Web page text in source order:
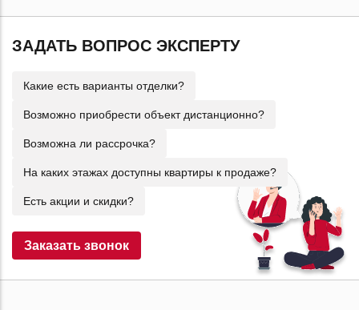
ЗАДАТЬ ВОПРОС ЭКСПЕРТУ
Какие есть варианты отделки?
Возможно приобрести объект дистанционно?
Возможна ли рассрочка?
На каких этажах доступны квартиры к продаже?
Есть акции и скидки?
Заказать звонок